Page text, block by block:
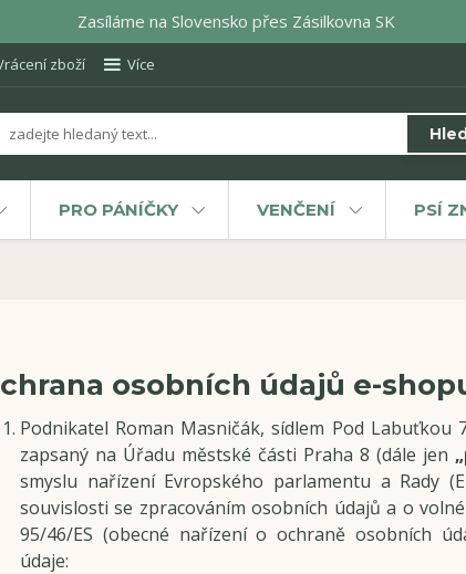
Zasíláme na Slovensko přes Zásilkovna SK
zboží Více
PRO PÁNÍČKY VENČENÍ PSÍ
osobních údajů e-
Podnikatel Roman Masničák, sídlem Pod Labuťkou
zapsaný na Úřadu městské části Praha 8 (dále jen
smyslu nařízení Evropského parlamentu a Rady
souvislosti se zpracováním osobních údajů a o
95/46/ES (obecné nařízení o ochraně osobních
údaje: